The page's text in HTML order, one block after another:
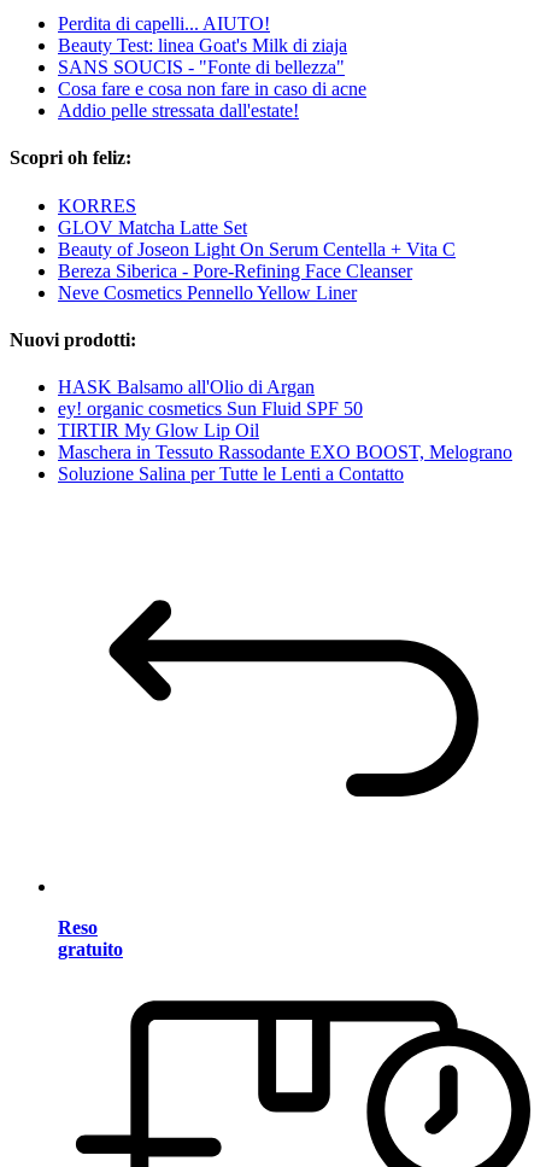
Perdita di capelli... AIUTO!
Beauty Test: linea Goat's Milk di ziaja
SANS SOUCIS - "Fonte di bellezza"
Cosa fare e cosa non fare in caso di acne
Addio pelle stressata dall'estate!
Scopri oh feliz:
KORRES
GLOV Matcha Latte Set
Beauty of Joseon Light On Serum Centella + Vita C
Bereza Siberica - Pore-Refining Face Cleanser
Neve Cosmetics Pennello Yellow Liner
Nuovi prodotti:
HASK Balsamo all'Olio di Argan
ey! organic cosmetics Sun Fluid SPF 50
TIRTIR My Glow Lip Oil
Maschera in Tessuto Rassodante EXO BOOST, Melograno
Soluzione Salina per Tutte le Lenti a Contatto
Reso
gratuito